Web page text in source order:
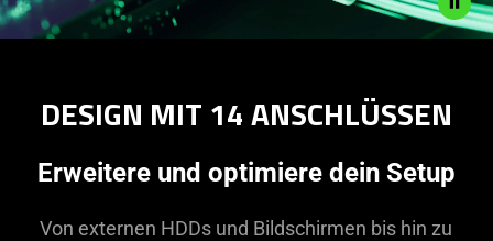
needed:
visuals
DESIGN MIT 14 ANSCHLÜSSEN
Erweitere und optimiere dein Setup
Von externen HDDs und Bildschirmen bis hin zu